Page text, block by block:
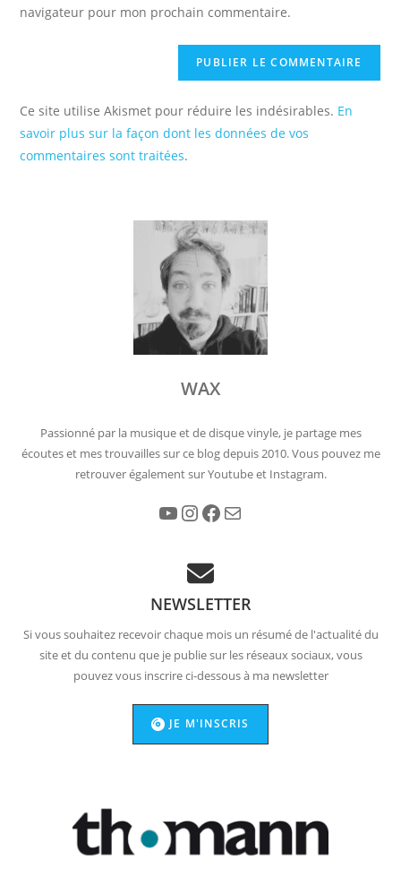
(facultatif)
navigateur pour mon prochain commentaire.
Ce site utilise Akismet pour réduire les indésirables. En
savoir plus sur la façon dont les données de vos
commentaires sont traitées.
WAX
Passionné par la musique et de disque vinyle, je partage mes
écoutes et mes trouvailles sur ce blog depuis 2010. Vous pouvez me
retrouver également sur Youtube et Instagram.
YouTube Instagram Facebook
NEWSLETTER
Si vous souhaitez recevoir chaque mois un résumé de l'actualité du
site et du contenu que je publie sur les réseaux sociaux, vous
pouvez vous inscrire ci-dessous à ma newsletter
JE M'INSCRIS